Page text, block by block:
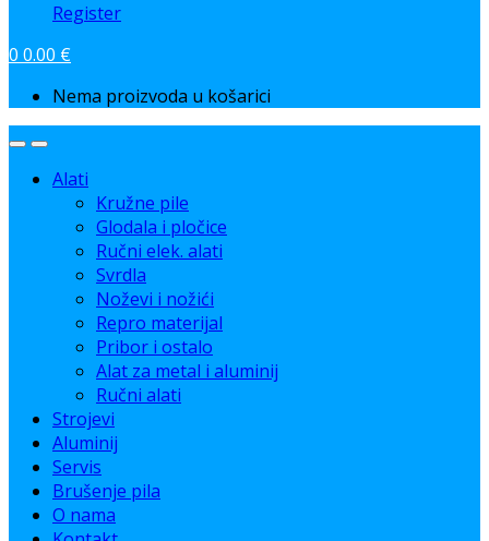
Register
0 0.00 €
Nema proizvoda u košarici
Alati
Kružne pile
Glodala i pločice
Ručni elek. alati
Svrdla
Noževi i nožići
Repro materijal
Pribor i ostalo
Alat za metal i aluminij
Ručni alati
Strojevi
Aluminij
Servis
Brušenje pila
O nama